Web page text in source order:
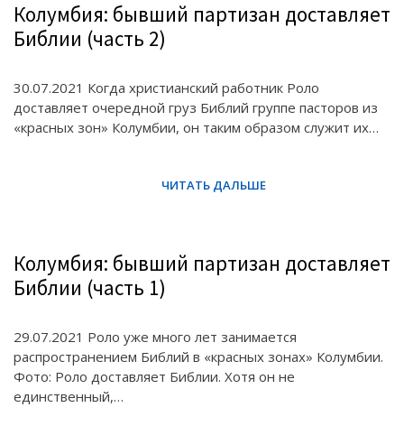
Колумбия: бывший партизан доставляет
Библии (часть 2)
30.07.2021 Когда христианский работник Роло
доставляет очередной груз Библий группе пасторов из
«красных зон» Колумбии, он таким образом служит их…
Колумбия: бывший партизан доставляет
Библии (часть 1)
29.07.2021 Роло уже много лет занимается
распространением Библий в «красных зонах» Колумбии.
Фото: Роло доставляет Библии. Хотя он не
единственный,…